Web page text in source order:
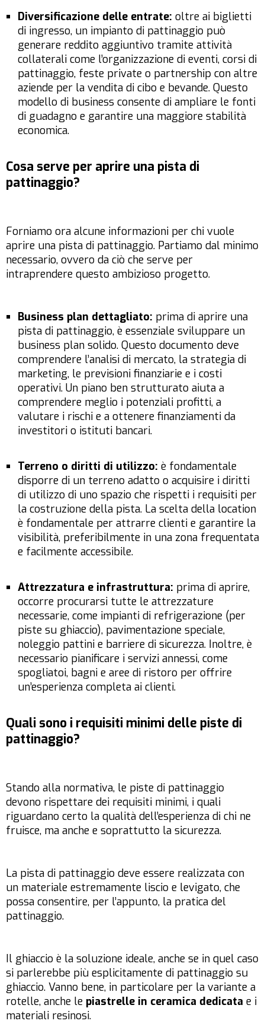
Diversificazione delle entrate: oltre ai biglietti
di ingresso, un impianto di pattinaggio può
generare reddito aggiuntivo tramite attività
collaterali come l’organizzazione di eventi, corsi di
pattinaggio, feste private o partnership con altre
aziende per la vendita di cibo e bevande. Questo
modello di business consente di ampliare le fonti
di guadagno e garantire una maggiore stabilità
economica.
Cosa serve per aprire una pista di
pattinaggio?
Forniamo ora alcune informazioni per chi vuole
aprire una pista di pattinaggio. Partiamo dal minimo
necessario, ovvero da ciò che serve per
intraprendere questo ambizioso progetto.
Business plan dettagliato: prima di aprire una
pista di pattinaggio, è essenziale sviluppare un
business plan solido. Questo documento deve
comprendere l’analisi di mercato, la strategia di
marketing, le previsioni finanziarie e i costi
operativi. Un piano ben strutturato aiuta a
comprendere meglio i potenziali profitti, a
valutare i rischi e a ottenere finanziamenti da
investitori o istituti bancari.
Terreno o diritti di utilizzo: è fondamentale
disporre di un terreno adatto o acquisire i diritti
di utilizzo di uno spazio che rispetti i requisiti per
la costruzione della pista. La scelta della location
è fondamentale per attrarre clienti e garantire la
visibilità, preferibilmente in una zona frequentata
e facilmente accessibile.
Attrezzatura e infrastruttura: prima di aprire,
occorre procurarsi tutte le attrezzature
necessarie, come impianti di refrigerazione (per
piste su ghiaccio), pavimentazione speciale,
noleggio pattini e barriere di sicurezza. Inoltre, è
necessario pianificare i servizi annessi, come
spogliatoi, bagni e aree di ristoro per offrire
un’esperienza completa ai clienti.
Quali sono i requisiti minimi delle piste di
pattinaggio?
Stando alla normativa, le piste di pattinaggio
devono rispettare dei requisiti minimi, i quali
riguardano certo la qualità dell’esperienza di chi ne
fruisce, ma anche e soprattutto la sicurezza.
La pista di pattinaggio deve essere realizzata con
un materiale estremamente liscio e levigato, che
possa consentire, per l’appunto, la pratica del
pattinaggio.
Il ghiaccio è la soluzione ideale, anche se in quel caso
si parlerebbe più esplicitamente di pattinaggio su
ghiaccio. Vanno bene, in particolare per la variante a
rotelle, anche le piastrelle in ceramica dedicata e i
materiali resinosi.